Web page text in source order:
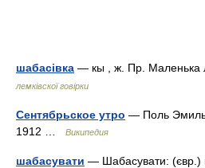
шабасівка — кы , ж. Пр. Маленька
лемківскої говірки
Сентябрьское утро — Поль Эмиль
1912 …
Википедия
шабасувати — Шабасувати: (євр.)